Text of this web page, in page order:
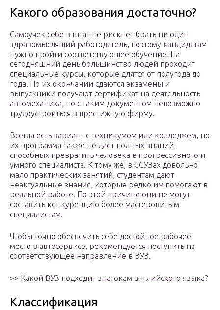
Какого образования достаточно?
Самоучек себе в штат не рискнет брать ни один
здравомыслящий работодатель, поэтому кандидатам
нужно пройти соответствующее обучение. На
сегодняшний день большинство людей проходит
специальные курсы, которые длятся от полугода до
года. По их окончании сдаются экзамены и
выпускники получают сертификат на деятельность
автомеханика, но с таким документом невозможно
трудоустроиться в престижную фирму.
Всегда есть вариант с техникумом или колледжем, но
их программа также не дает полных знаний,
способных превратить человека в прогрессивного и
умного специалиста. К тому же, в ССУЗах довольно
мало практических занятий, студентам дают
неактуальные знания, которые редко им помогают в
реальной работе. По этой причине они не могут
составить конкуренцию более мастеровитым
специалистам.
Чтобы точно обеспечить себе достойное рабочее
место в автосервисе, рекомендуется поступить на
соответствующее направление в ВУЗ.
>> Какой ВУЗ подходит знатокам английского языка?
Классификация